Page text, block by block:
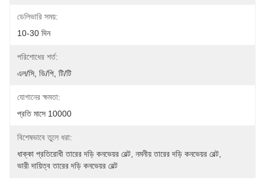
ডেলিভারি সময়:
10-30 দিন
পরিশোধের শর্ত:
এল/সি, ডি/পি, টি/টি
যোগানের ক্ষমতা:
প্রতি মাসে 10000
বিশেষভাবে তুলে ধরা:
ধাক্কা প্রতিরোধী তারের দড়ি কনভেয়র বেল্ট নমনীয় তারের দড়ি কনভেয়র বেল্ট
ভারী দায়িত্ব তারের দড়ি কনভেয়র বেল্ট